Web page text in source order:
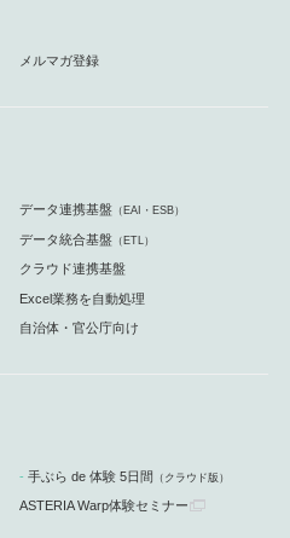
メルマガ登録
データ連携基盤 （EAI・ESB）
データ統合基盤 （ETL）
クラウド連携基盤
Excel業務を自動処理
自治体・官公庁向け
手ぶら de 体験 5日間 （クラウド版）
ASTERIA Warp体験セミナー